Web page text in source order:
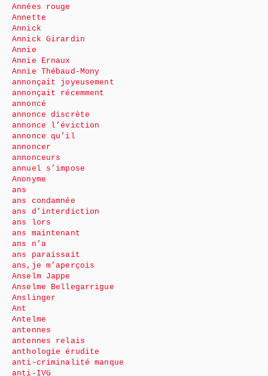
Années rouge
Annette
Annick
Annick Girardin
Annie
Annie Ernaux
Annie Thébaud-Mony
annonçait joyeusement
annonçait récemment
annoncé
annonce discrète
annonce l’éviction
annonce qu’il
annoncer
annonceurs
annuel s’impose
Anonyme
ans
ans condamnée
ans d’interdiction
ans lors
ans maintenant
ans n’a
ans paraissait
ans,je m’aperçois
Anselm Jappe
Anselme Bellegarrigue
Anslinger
Ant
Antelme
antennes
antennes relais
anthologie érudite
anti-criminalité manque
anti-IVG